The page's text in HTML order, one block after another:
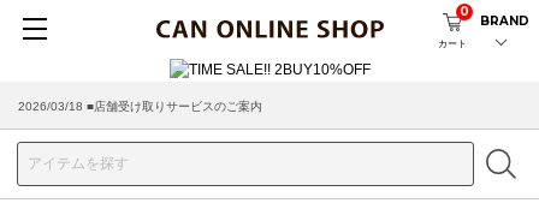
カート
0
BRAND
2026/03/18 ■店舗受け取りサービスのご案内